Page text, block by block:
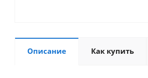
Описание Как купить